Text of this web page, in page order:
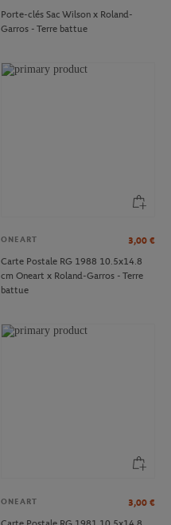
Porte-clés Sac Wilson x Roland-
Garros - Terre battue
ONEART 3,00 €
Carte Postale RG 1988 10.5x14.8
cm Oneart x Roland-Garros - Terre
battue
ONEART 3,00 €